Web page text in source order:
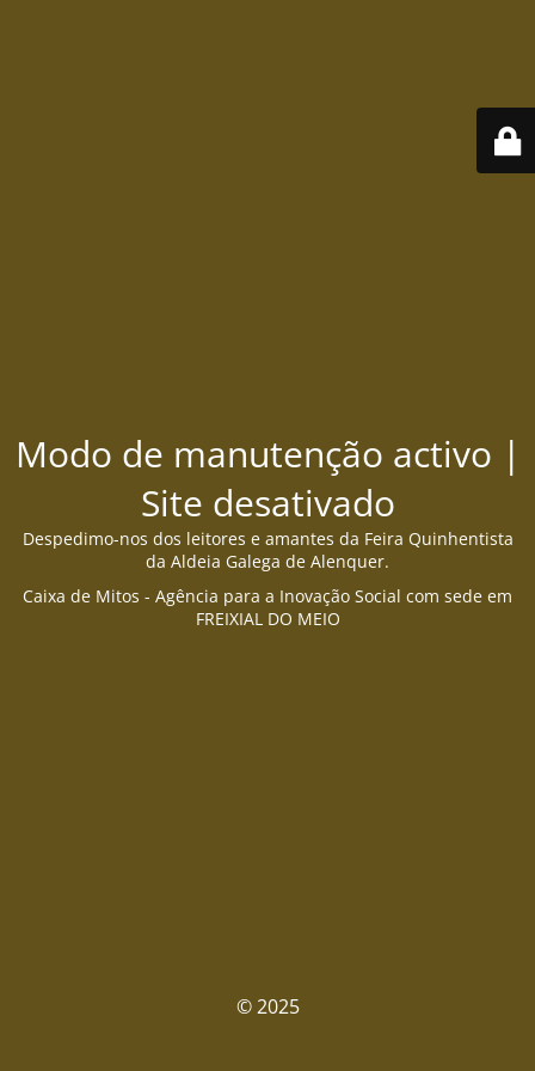
Modo de manutenção activo |
Site desativado
Despedimo-nos dos leitores e amantes da Feira Quinhentista
da Aldeia Galega de Alenquer.
Caixa de Mitos - Agência para a Inovação Social com sede em
FREIXIAL DO MEIO
© 2025